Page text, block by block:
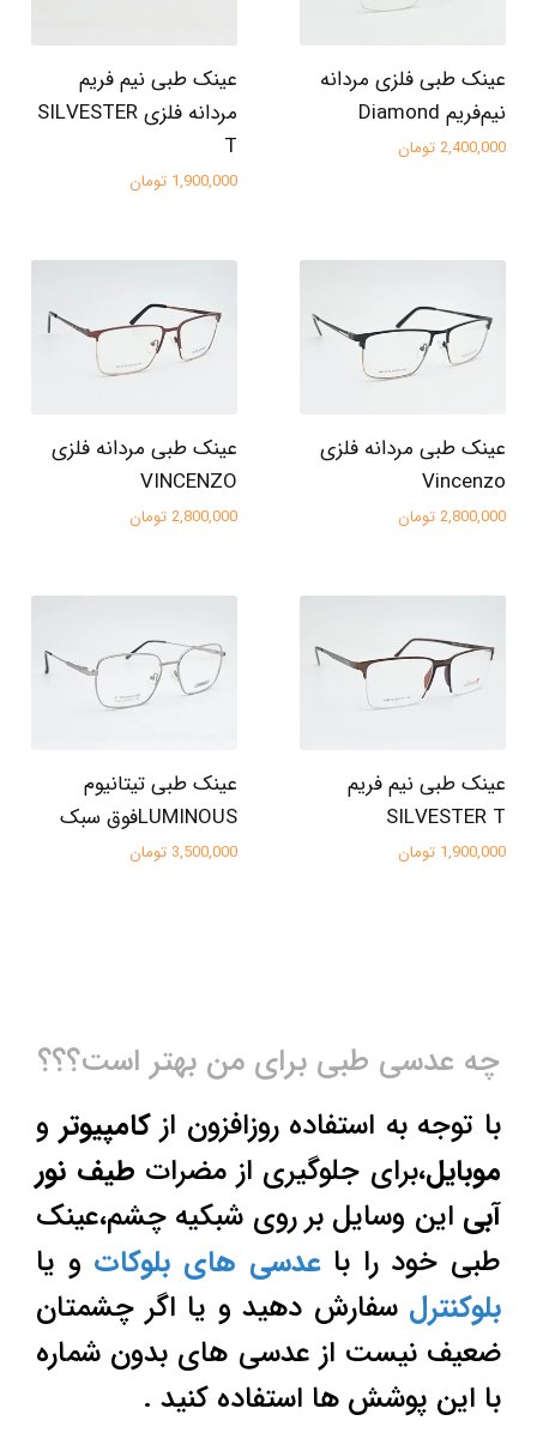
عینک طبی فلزی مردانه
نیم‌فریم Diamond
2,400,000 تومان
عینک طبی نیم فریم
مردانه فلزی SILVESTER
T
1,900,000 تومان
عینک طبی مردانه فلزی
Vincenzo
2,800,000 تومان
عینک طبی مردانه فلزی
VINCENZO
2,800,000 تومان
عینک طبی نیم فریم
SILVESTER T
1,900,000 تومان
عینک طبی تیتانیوم
LUMINOUSفوق سبک
3,500,000 تومان
چه عدسی طبی برای من بهتر است؟؟؟
با توجه به استفاده روزافزون ازکامپیوتر و
موبایل،برای جلوگیری از مضرات طیف نور
آبی این وسایل بر روی شبکیه چشم،عینک
طبی خود را باعدسی های بلوکات و یا
بلوکنترل سفارش دهید و یا اگر چشمتان
ضعیف نیست از عدسی های بدون شماره
با این پوشش ها استفاده کنید .